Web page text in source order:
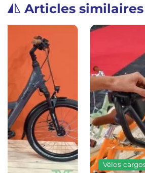
Articles similaires
Vélos cargos électriques